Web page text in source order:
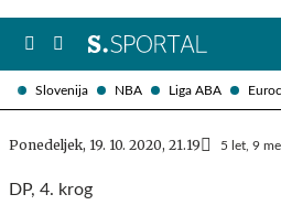
Slovenija NBA Liga ABA
Ponedeljek, 19. 10. 2020, 21.19 5 let, 9
DP, 4. krog